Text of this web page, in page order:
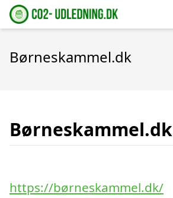
Børneskammel.dk
Børneskammel.dk
https://børneskammel.dk/